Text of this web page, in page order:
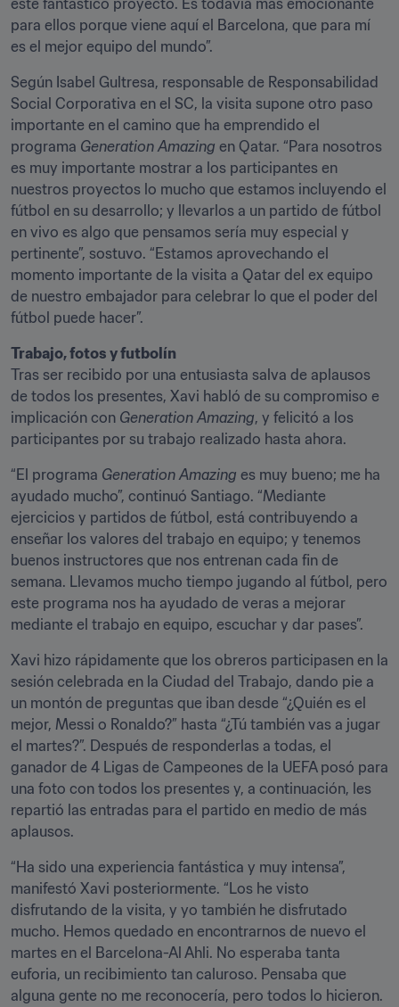
este fantástico proyecto. Es todavía más emocionante
para ellos porque viene aquí el Barcelona, que para mí
es el mejor equipo del mundo”.
Según Isabel Gultresa, responsable de Responsabilidad
Social Corporativa en el SC, la visita supone otro paso
importante en el camino que ha emprendido el
programa Generation Amazing en Qatar. “Para nosotros
es muy importante mostrar a los participantes en
nuestros proyectos lo mucho que estamos incluyendo el
fútbol en su desarrollo; y llevarlos a un partido de fútbol
en vivo es algo que pensamos sería muy especial y
pertinente”, sostuvo. “Estamos aprovechando el
momento importante de la visita a Qatar del ex equipo
de nuestro embajador para celebrar lo que el poder del
fútbol puede hacer”.
Trabajo, fotos y futbolín
Tras ser recibido por una entusiasta salva de aplausos
de todos los presentes, Xavi habló de su compromiso e
implicación con Generation Amazing, y felicitó a los
participantes por su trabajo realizado hasta ahora.
“El programa Generation Amazing es muy bueno; me ha
ayudado mucho”, continuó Santiago. “Mediante
ejercicios y partidos de fútbol, está contribuyendo a
enseñar los valores del trabajo en equipo; y tenemos
buenos instructores que nos entrenan cada fin de
semana. Llevamos mucho tiempo jugando al fútbol, pero
este programa nos ha ayudado de veras a mejorar
mediante el trabajo en equipo, escuchar y dar pases”.
Xavi hizo rápidamente que los obreros participasen en la
sesión celebrada en la Ciudad del Trabajo, dando pie a
un montón de preguntas que iban desde “¿Quién es el
mejor, Messi o Ronaldo?” hasta “¿Tú también vas a jugar
el martes?”. Después de responderlas a todas, el
ganador de 4 Ligas de Campeones de la UEFA posó para
una foto con todos los presentes y, a continuación, les
repartió las entradas para el partido en medio de más
aplausos.
“Ha sido una experiencia fantástica y muy intensa”,
manifestó Xavi posteriormente. “Los he visto
disfrutando de la visita, y yo también he disfrutado
mucho. Hemos quedado en encontrarnos de nuevo el
martes en el Barcelona-Al Ahli. No esperaba tanta
euforia, un recibimiento tan caluroso. Pensaba que
alguna gente no me reconocería, pero todos lo hicieron.